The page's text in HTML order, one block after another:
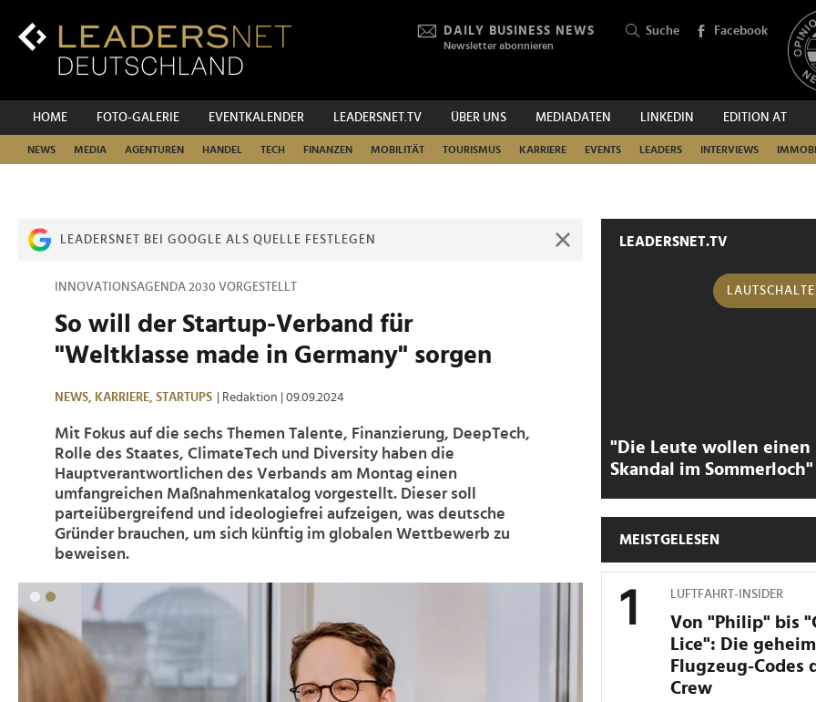
Inhalt
DAILY BUSINESS NEWS
Newsletter abonnieren
Suche Facebook
HOME FOTO-GALERIE EVENTKALENDER LEADERSNET.TV ÜBER UNS MEDIADATEN LINKEDIN EDITION AT
NEWS MEDIA AGENTUREN HANDEL TECH FINANZEN MOBILITÄT TOURISMUS KARRIERE EVENTS LEADERS INTERVIEWS
SUCHEN
LEADERSNET BEI GOOGLE ALS QUELLE FESTLEGEN
INNOVATIONSAGENDA 2030 VORGESTELLT
So will der Startup-Verband für
"Weltklasse made in Germany" sorgen
NEWS, KARRIERE, STARTUPS | Redaktion | 09.09.2024
Mit Fokus auf die sechs Themen Talente, Finanzierung, DeepTech,
Rolle des Staates, ClimateTech und Diversity haben die
Hauptverantwortlichen des Verbands am Montag einen
umfangreichen Maßnahmenkatalog vorgestellt. Dieser soll
parteiübergreifend und ideologiefrei aufzeigen, was deutsche
Gründer brauchen, um sich künftig im globalen Wettbewerb zu
beweisen.
LEADERSNET.TV
"Die Leute wollen einen
Skandal im Sommerloch"
MEISTGELESEN
LUFTFAHRT-INSIDER
Von "Philip" bis
Lice": Die
Flugzeug-Codes
Crew